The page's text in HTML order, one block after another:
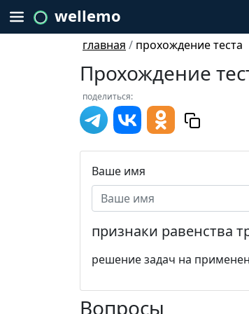
wellemo
главная / прохождение теста
Прохождение
поделиться:
Ваше имя
признаки равенства
решение задач на
Вопросы